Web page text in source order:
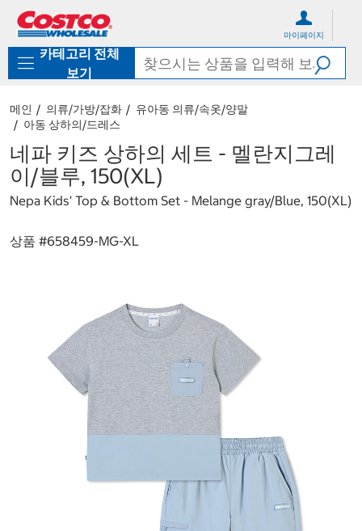
로
기
가
마이페이지
카테고리 전체
보기
메인 의류/가방/잡화
유아동 의류/속옷/양말
아동 상하의/드레스
네파 키즈 상하의 세트 - 멜란지그레
이/블루, 150(XL)
Nepa Kids' Top & Bottom Set - Melange gray/Blue, 150(XL)
상품 #658459-MG-XL